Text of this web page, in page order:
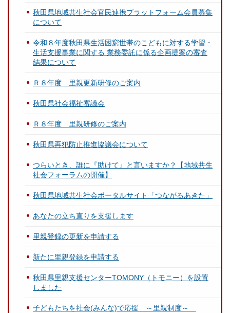
秋田県地域共生社会官民連携プラットフォーム会員募集
について
令和８年度秋田県生活困窮世帯のこどもに対する学習・
生活支援事業に関する 業務委託に係る企画提案の審査
結果について
Ｒ８年度 里親更新研修のご案内
秋田県社会福祉審議会
Ｒ８年度 里親研修のご案内
秋田県再犯防止推進協議会について
つらいとき、誰に『助けて』と言いますか？【地域共生
社会フォーラムの開催】
秋田県地域共生社会ポータルサイト「つながるあきた」
あなたの立ち直りを支援します
里親登録の更新を申請する
新たに里親登録を申請する
秋田県里親支援センターTOMONY（トモニー）を設置
しました
子どもたちを社会(みんな)で応援 ～里親制度～